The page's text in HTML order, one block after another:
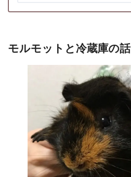
モルモットと冷蔵庫の話